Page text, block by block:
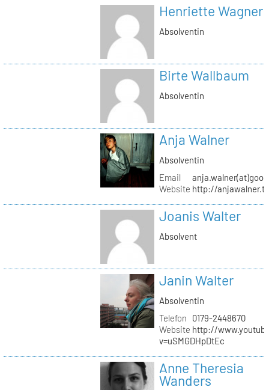
Henriette Wagner
Absolventin
Birte Wallbaum
Absolventin
Anja Walner
Absolventin
Email
Website http://
Joanis Walter
Absolvent
Janin Walter
Absolventin
Telefon
0179-2448670
Website http://
v=uSMGDHpDtEc
Anne Theresia
Wanders